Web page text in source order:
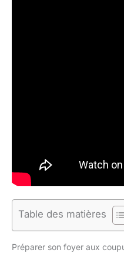
Table des matières
Préparer son foyer aux